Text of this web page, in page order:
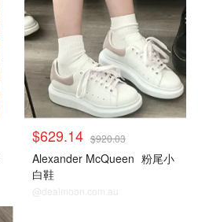
$629.14 $920.03
Alexander McQueen 粉尾小
白鞋
@dealmoon.com.au